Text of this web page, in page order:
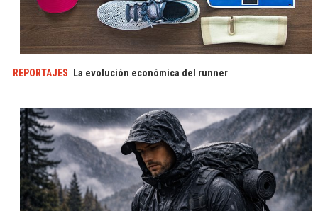
REPORTAJES La evolución económica del runner